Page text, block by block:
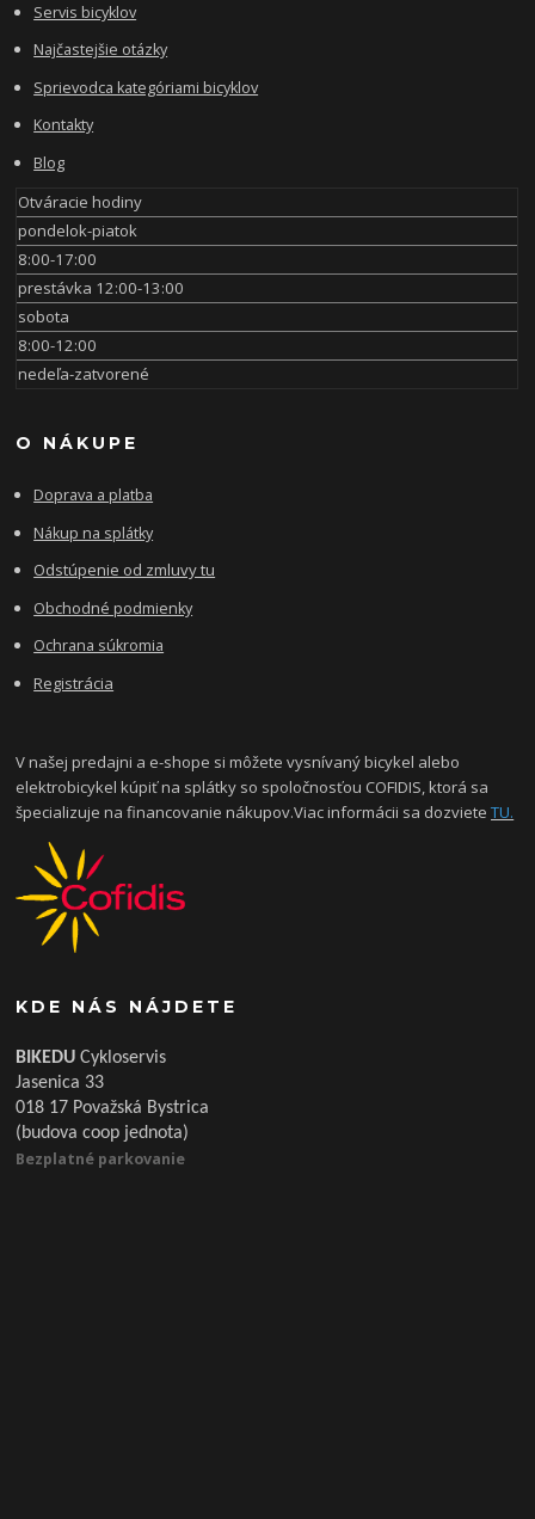
Servis bicyklov
Najčastejšie otázky
Sprievodca kategóriami bicyklov
Kontakty
Blog
Otváracie hodiny
pondelok-piatok
8:00-17:00
prestávka 12:00-13:00
sobota
8:00-12:00
nedeľa-zatvorené
O NÁKUPE
Doprava a platba
Nákup na splátky
Odstúpenie od zmluvy tu
Obchodné podmienky
Ochrana súkromia
Registrácia
V našej predajni a e-shope si môžete vysnívaný bicykel alebo
elektrobicykel kúpiť na splátky so spoločnosťou COFIDIS, ktorá sa
špecializuje na financovanie nákupov.Viac informácii sa dozvieteTU.
KDE NÁS NÁJDETE
BIKEDUCykloservis
Jasenica 33
018 17 Považská Bystrica
(budova coop jednota)
Bezplatné parkovanie